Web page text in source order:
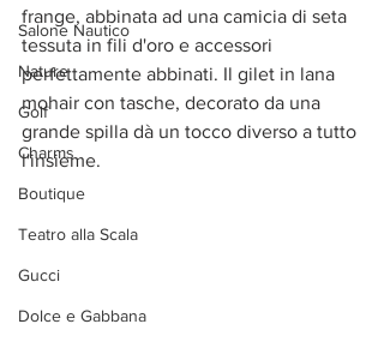
Salone Nautico
Nature
Golf
Charms
Boutique
Teatro alla Scala
Gucci
Dolce e Gabbana
frange, abbinata ad una camicia di seta
tessuta in fili d'oro e accessori
perfettamente abbinati. Il gilet in lana
mohair con tasche, decorato da una
grande spilla dà un tocco diverso a tutto
l'insieme.